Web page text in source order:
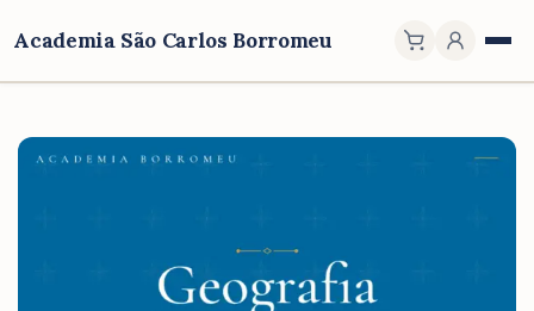
Academia São Carlos Borromeu